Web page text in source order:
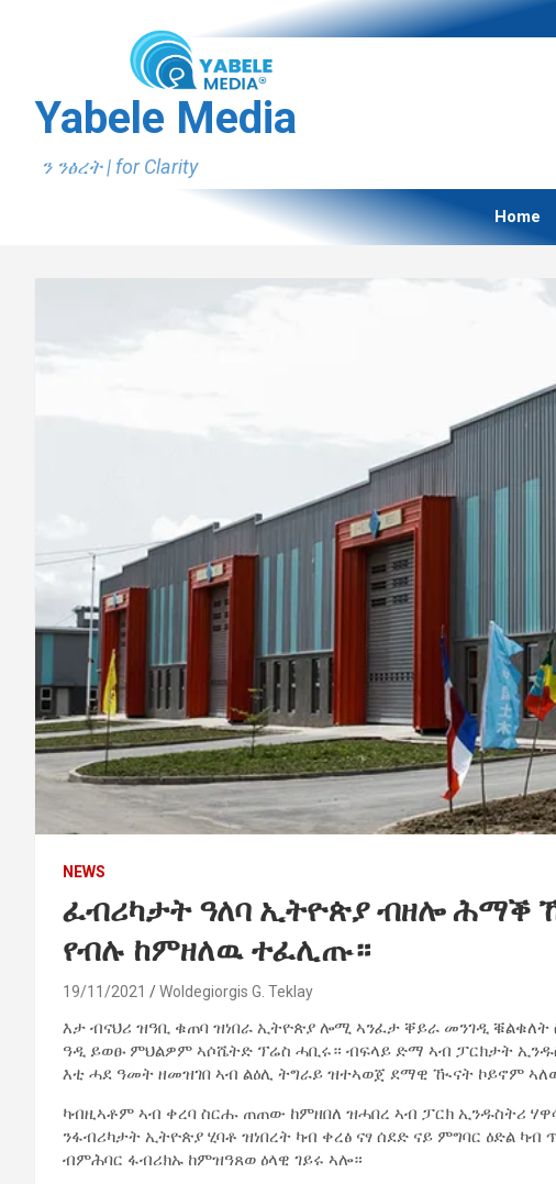
Yabele Media
ን ንፅረት | for Clarity
Home
NEWS
ፈብሪካታት ዓለባ ኢትዮጵያ ብዘሎ ሕማቕ
የብሉ ከምዘለዉ ተፈሊጡ።
19/11/2021 Woldegiorgis G. Teklay
እታ ብናህሪ ዝዓቢ ቁጠባ ዝነበራ ኢትዮጵያ ሎሚ ኣንፈታ ቐይራ መንገዲ
ዓዲ ይወፁ ምህልዎም ኣሶሼትድ ፕሬስ ሓቢሩ። ብፍላይ ድማ ኣብ ፓርክታት
እቲ ሓደ ዓመት ዘመዝገበ ኣብ ልዕሊ ትግራይ ዝተኣወጀ ደማዊ ዂናት ኮይኖም
ካብዚኣቶም ኣብ ቀረባ ስርሑ ጠጠው ከምዘበለ ዝሓበረ ኣብ ፓርክ ኢንዱስትሪ
ንፋብሪካታት ኢትዮጵያ ሂባቶ ዝነበረት ካብ ቀረፅ ናፃ ሰደድ ናይ ምግባር ዕድል
ብምሕባር ፋብሪክኡ ከምዝዓጸወ ዕላዊ ገይሩ ኣሎ።